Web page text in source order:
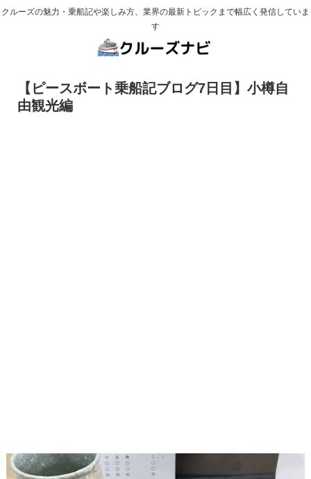
クルーズの魅力・乗船記や楽しみ方、業界の最新トピックまで幅広く発信していま
す
【ピースボート乗船記ブログ7日目】小樽自
由観光編